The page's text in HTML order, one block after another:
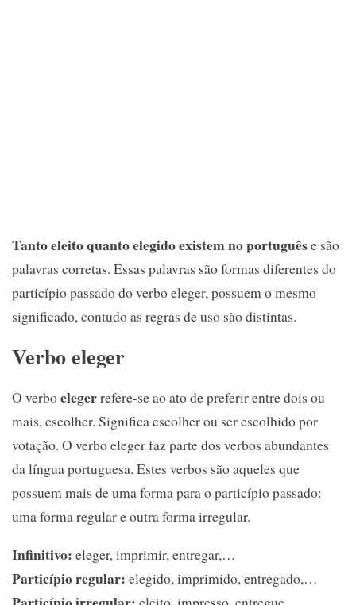
Tanto eleito quanto elegido existem no portuguêse são
palavras corretas. Essas palavras são formas diferentes do
particípio passado do verbo eleger, possuem o mesmo
significado, contudo as regras de uso são distintas.
Verbo eleger
O verboelegerrefere-se ao ato de preferir entre dois ou
mais, escolher. Significa escolher ou ser escolhido por
votação. O verbo eleger faz parte dos verbos abundantes
da língua portuguesa. Estes verbos são aqueles que
possuem mais de uma forma para o particípio passado:
uma forma regular e outra forma irregular.
Infinitivo: eleger, imprimir, entregar,…
Particípio regular: elegido, imprimido, entregado,…